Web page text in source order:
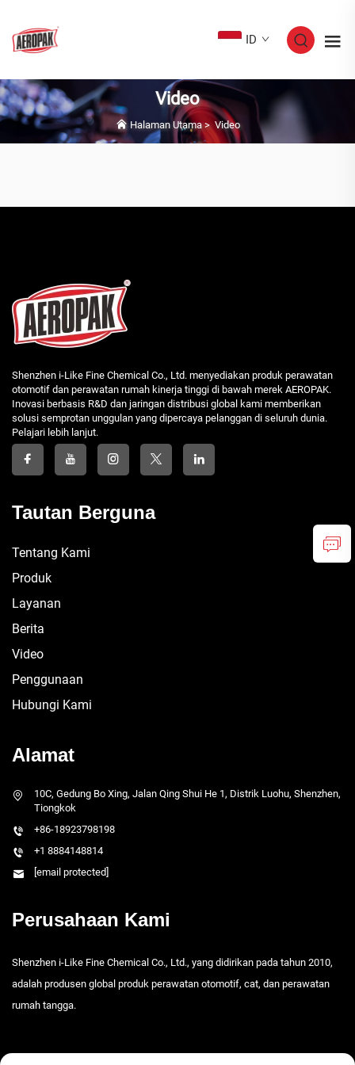
ID
Video
Halaman Utama>Video
Shenzhen i-Like Fine Chemical Co., Ltd. menyediakan produk perawatan
otomotif dan perawatan rumah kinerja tinggi di bawah merek AEROPAK.
Inovasi berbasis R&D dan jaringan distribusi global kami memberikan
solusi semprotan unggulan yang dipercaya pelanggan di seluruh dunia.
Pelajari lebih lanjut.
Tautan Berguna
Tentang Kami
Produk
Layanan
Berita
Video
Penggunaan
Hubungi Kami
Alamat
10C, Gedung Bo Xing, Jalan Qing Shui He 1, Distrik Luohu, Shenzhen,
Tiongkok
+86-18923798198
+1 8884148814
[email protected]
Perusahaan Kami
Shenzhen i-Like Fine Chemical Co., Ltd., yang didirikan pada tahun 2010,
adalah produsen global produk perawatan otomotif, cat, dan perawatan
rumah tangga.